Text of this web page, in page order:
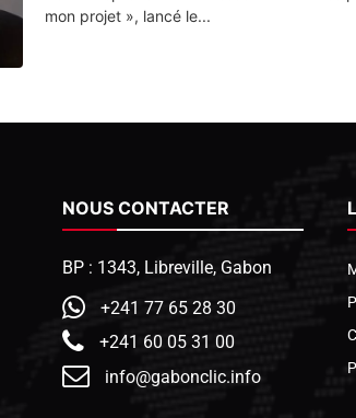
mon projet », lancé le...
NOUS CONTACTER
BP : 1343, Libreville, Gabon
+241 77 65 28 30
+241 60 05 31 00
info@gabonclic.info